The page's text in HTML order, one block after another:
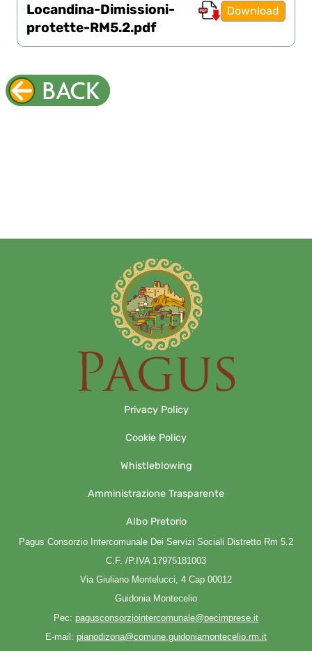
Locandina-Dimissioni-
protette-RM5.2.pdf
Download
Privacy Policy
Cookie Policy
Whistleblowing
Amministrazione Trasparente
Albo Pretorio
Pagus Consorzio Intercomunale Dei Servizi Sociali Distretto Rm 5.2
C.F. /P.IVA 17975181003
Via Giuliano Montelucci, 4 Cap 00012
Guidonia Montecelio
Pec: pagusconsorziointercomunale@pecimprese.it
E-mail: pianodizona@comune.guidoniamontecelio.rm.it